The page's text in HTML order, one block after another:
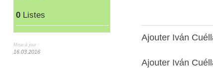
0Listes
Mise à jour :
16.03.2016
Ajouter Iván
Ajouter Iván